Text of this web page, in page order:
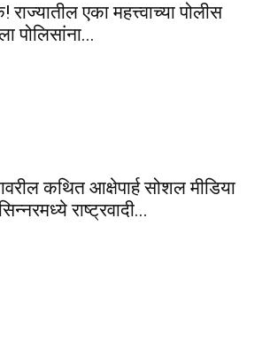
एका महत्त्वाच्या पोलीस
पोलिसांना...
कथित आक्षेपार्ह सोशल मीडिया
राष्ट्रवादी...